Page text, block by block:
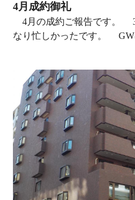
4月成約御礼
4月の成約ご報告です。
なり忙しかったです。 GW